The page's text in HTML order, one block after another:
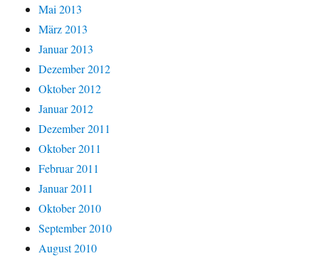
Mai 2013
März 2013
Januar 2013
Dezember 2012
Oktober 2012
Januar 2012
Dezember 2011
Oktober 2011
Februar 2011
Januar 2011
Oktober 2010
September 2010
August 2010